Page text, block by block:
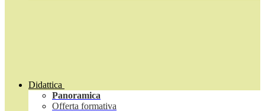
Didattica
Panoramica
Offerta formativa